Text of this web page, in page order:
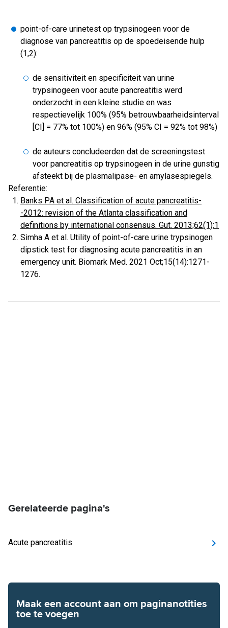
point-of-care urinetest op trypsinogeen voor de
diagnose van pancreatitis op de spoedeisende hulp
(1,2):
de sensitiviteit en specificiteit van urine
trypsinogeen voor acute pancreatitis werd
onderzocht in een kleine studie en was
respectievelijk 100% (95% betrouwbaarheidsinterval
[CI] = 77% tot 100%) en 96% (95% CI = 92% tot 98%)
de auteurs concludeerden dat de screeningstest
voor pancreatitis op trypsinogeen in de urine gunstig
afsteekt bij de plasmalipase- en amylasespiegels.
Referentie:
Banks PA et al. Classification of acute pancreatitis-
-2012: revision of the Atlanta classification and
definitions by international consensus. Gut. 2013;62(1):1
Simha A et al. Utility of point-of-care urine trypsinogen
dipstick test for diagnosing acute pancreatitis in an
emergency unit. Biomark Med. 2021 Oct;15(14):1271-
1276.
Gerelateerde pagina's
Acute pancreatitis
Maak een account aan om paginanotities
toe te voegen